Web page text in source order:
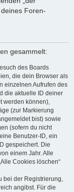
Foren-
gesammelt:
des Boards
die dein Browser als
einzelnen Aufrufen des
die aktuelle ID deiner
werden können),
(zur Markierung
bist) sowie
(sofern du nicht
Benutzer-ID, ein
gespeichert. Die
einem Jahr. Alle
Cookies löschen“
bei der Registrierung,
angibst. Für die